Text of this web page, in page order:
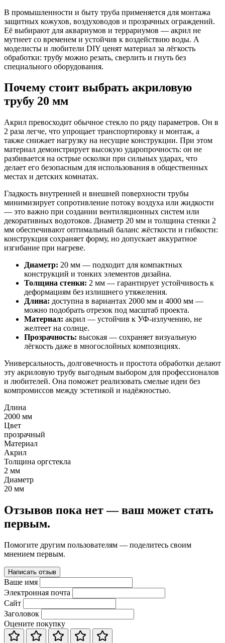
В промышленности и быту труба применяется для монтажа
защитных кожухов, воздуховодов и прозрачных ограждений.
Её выбирают для аквариумов и террариумов — акрил не
мутнеет со временем и устойчив к воздействию воды. А
моделисты и любители DIY ценят материал за лёгкость
обработки: трубу можно резать, сверлить и гнуть без
специального оборудования.
Почему стоит выбрать акриловую
трубу 20 мм
Акрил превосходит обычное стекло по ряду параметров. Он в
2 раза легче, что упрощает транспортировку и монтаж, а
также снижает нагрузку на несущие конструкции. При этом
материал демонстрирует высокую ударопрочность: он не
разбивается на острые осколки при сильных ударах, что
делает его безопасным для использования в общественных
местах и детских комнатах.
Гладкость внутренней и внешней поверхности трубы
минимизирует сопротивление потоку воздуха или жидкости
— это важно при создании вентиляционных систем или
декоративных водотоков. Диаметр 20 мм и толщина стенки 2
мм обеспечивают оптимальный баланс жёсткости и гибкости:
конструкция сохраняет форму, но допускает аккуратное
изгибание при нагреве.
Диаметр: 20 мм — подходит для компактных
конструкций и тонких элементов дизайна.
Толщина стенки: 2 мм — гарантирует устойчивость к
деформациям без излишнего утяжеления.
Длина: доступна в вариантах 2000 мм и 4000 мм —
можно подобрать отрезок под масштаб проекта.
Материал: акрил — устойчив к УФ‑излучению, не
желтеет на солнце.
Прозрачность: высокая — сохраняет визуальную
лёгкость даже в многослойных композициях.
Универсальность, долговечность и простота обработки делают
эту акриловую трубу выгодным выбором для профессионалов
и любителей. Она поможет реализовать смелые идеи без
компромиссов между эстетикой и надёжностью.
Длина
2000 мм
Цвет
прозрачный
Материал
Акрил
Толщина оргстекла
2 мм
Диаметр
20 мм
Отзывов пока нет — ваш может стать
первым.
Помогите другим пользователям — поделитесь своим
мнением первым.
Написать отзыв
Ваше имя
Электронная почта
Сайт
Заголовок
Оцените покупку